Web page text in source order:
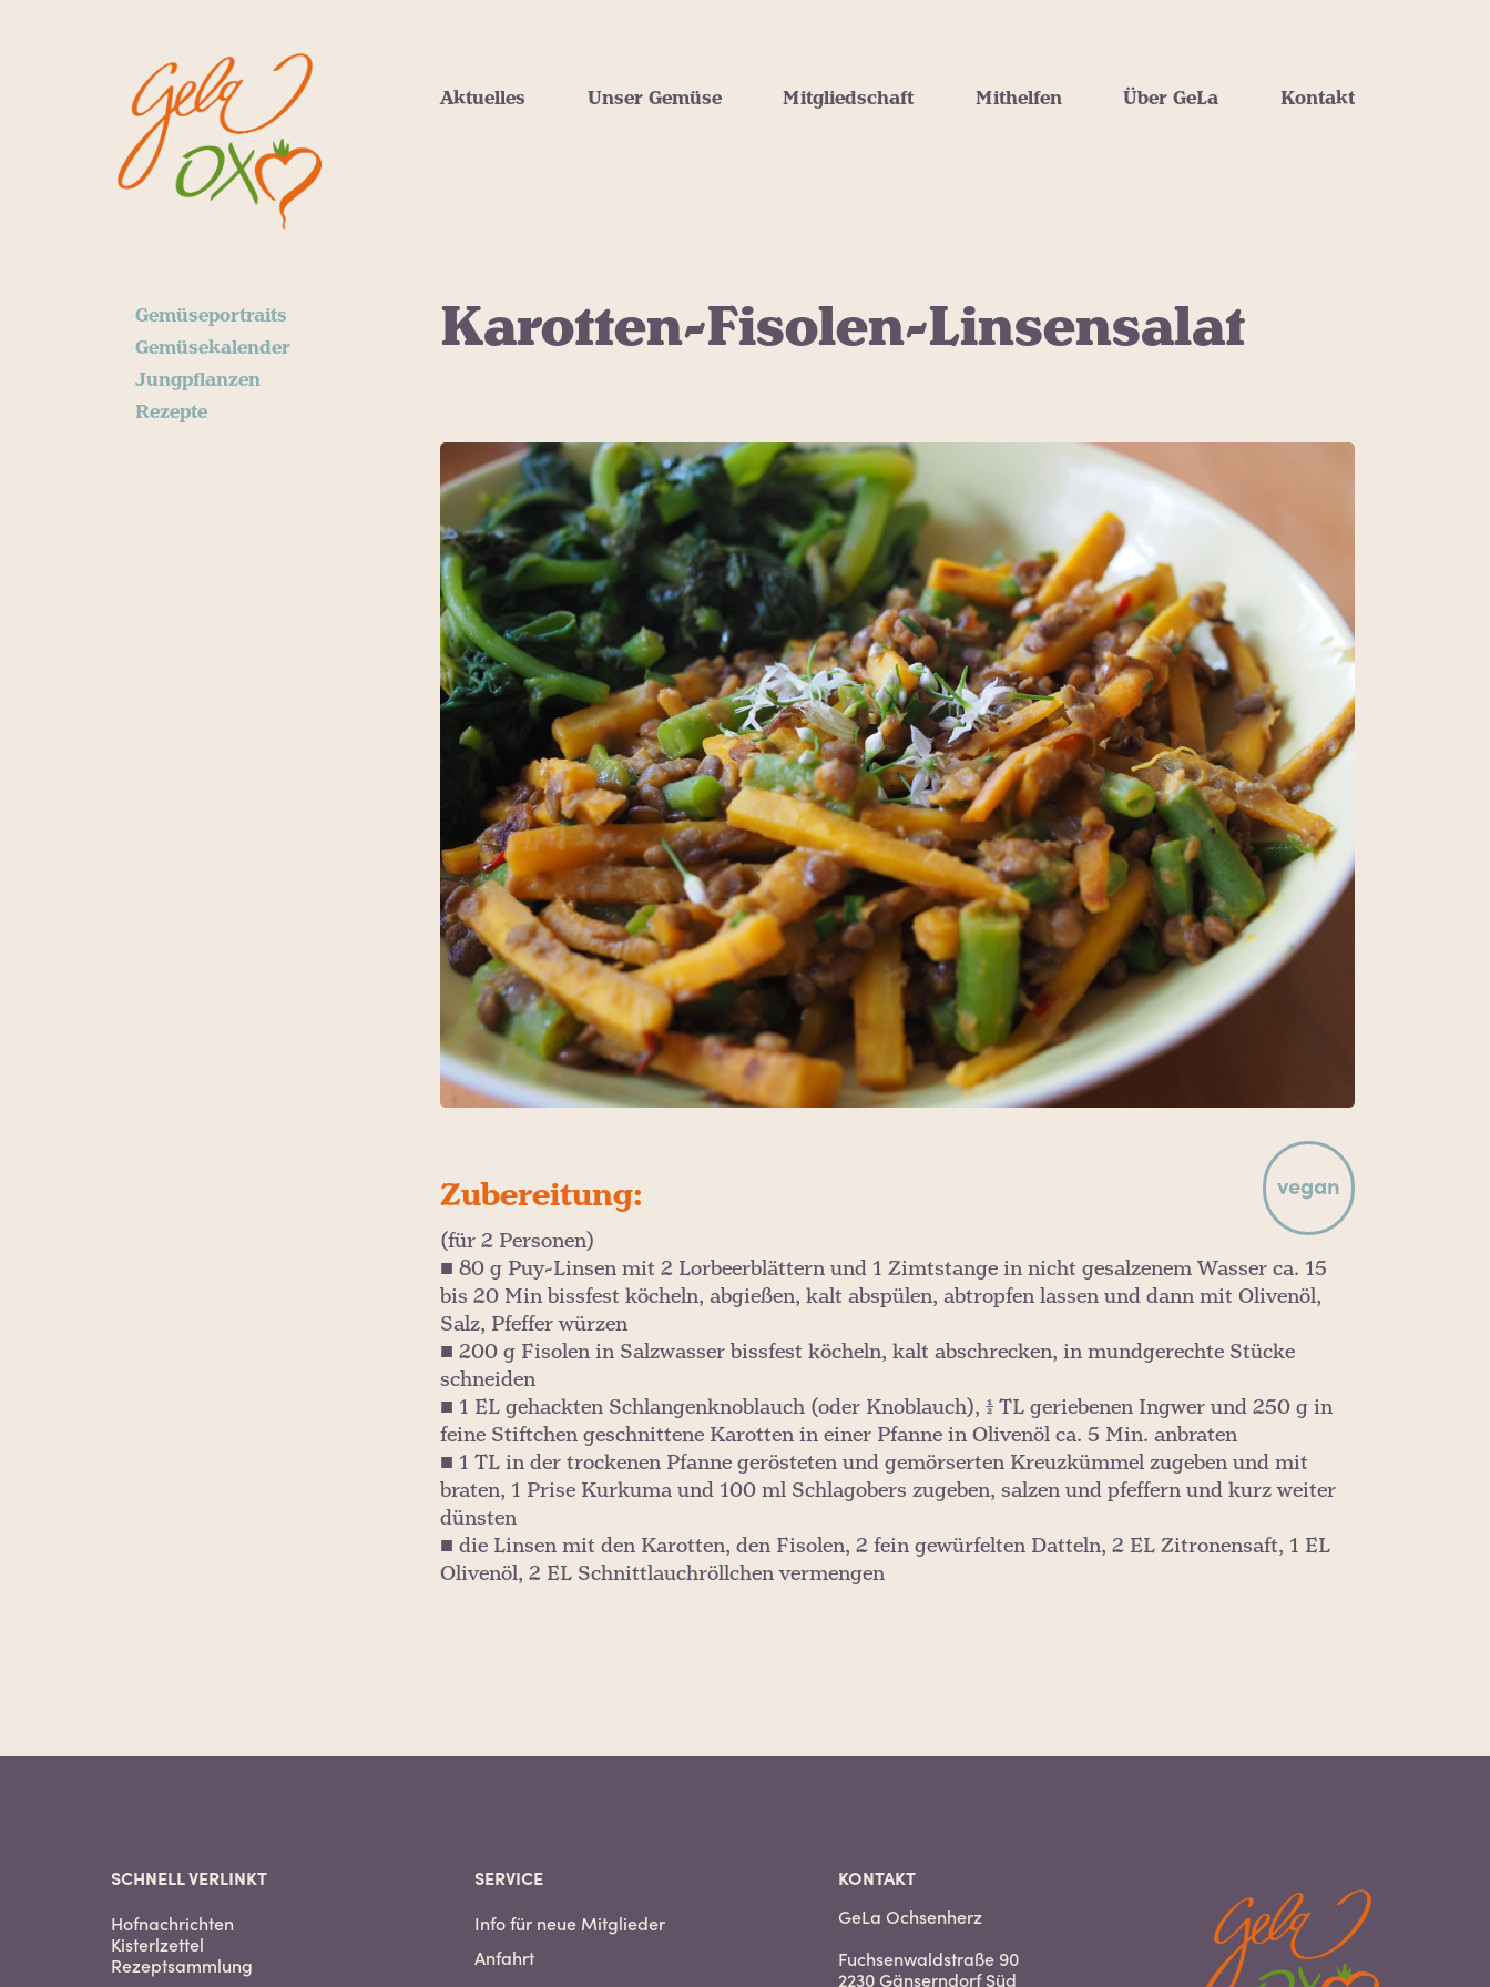
Aktuelles Unser Gemüse Mitgliedschaft Mithelfen Über GeLa Kontakt
Gemüseportraits
Gemüsekalender
Jungpflanzen
Rezepte
Karotten-Fisolen-Linsensalat
vegan
Zubereitung:
(für 2 Personen)
■ 80 g Puy-Linsen mit 2 Lorbeerblättern und 1 Zimtstange in nicht gesalzenem Wasser ca. 15
bis 20 Min bissfest köcheln, abgießen, kalt abspülen, abtropfen lassen und dann mit Olivenöl,
Salz, Pfeffer würzen
■ 200 g Fisolen in Salzwasser bissfest köcheln, kalt abschrecken, in mundgerechte Stücke
schneiden
■ 1 EL gehackten Schlangenknoblauch (oder Knoblauch), ½ TL geriebenen Ingwer und 250 g in
feine Stiftchen geschnittene Karotten in einer Pfanne in Olivenöl ca. 5 Min. anbraten
■ 1 TL in der trockenen Pfanne gerösteten und gemörserten Kreuzkümmel zugeben und mit
braten, 1 Prise Kurkuma und 100 ml Schlagobers zugeben, salzen und pfeffern und kurz weiter
dünsten
■ die Linsen mit den Karotten, den Fisolen, 2 fein gewürfelten Datteln, 2 EL Zitronensaft, 1 EL
Olivenöl, 2 EL Schnittlauchröllchen vermengen
SCHNELL VERLINKT
Hofnachrichten
Kisterlzettel
Rezeptsammlung
SERVICE
Info für neue Mitglieder
Anfahrt
KONTAKT
GeLa Ochsenherz
Fuchsenwaldstraße 90
2230 Gänserndorf Süd